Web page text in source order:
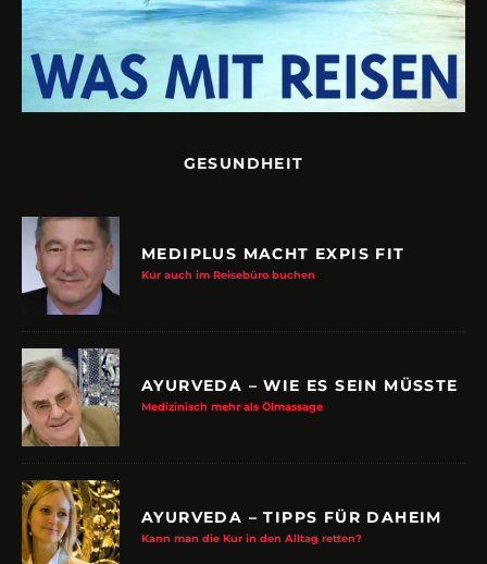
GESUNDHEIT
MEDIPLUS MACHT EXPIS FIT
Kur auch im Reisebüro buchen
AYURVEDA – WIE ES SEIN MÜSSTE
Medizinisch mehr als Ölmassage
AYURVEDA – TIPPS FÜR DAHEIM
Kann man die Kur in den Alltag retten?